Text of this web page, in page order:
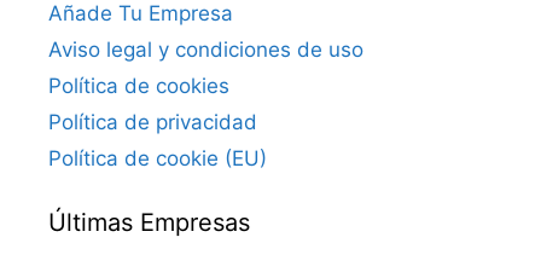
Añade Tu Empresa
Aviso legal y condiciones de uso
Política de cookies
Política de privacidad
Política de cookie (EU)
Últimas Empresas